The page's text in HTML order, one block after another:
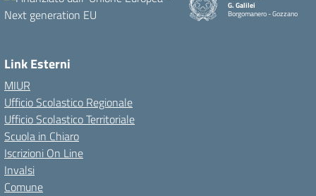
G. Galilei
Borgomanero - Gozzano
Link Esterni
MIUR
Ufficio Scolastico Regionale
Ufficio Scolastico Territoriale
Scuola in Chiaro
Iscrizioni On Line
Invalsi
Comune